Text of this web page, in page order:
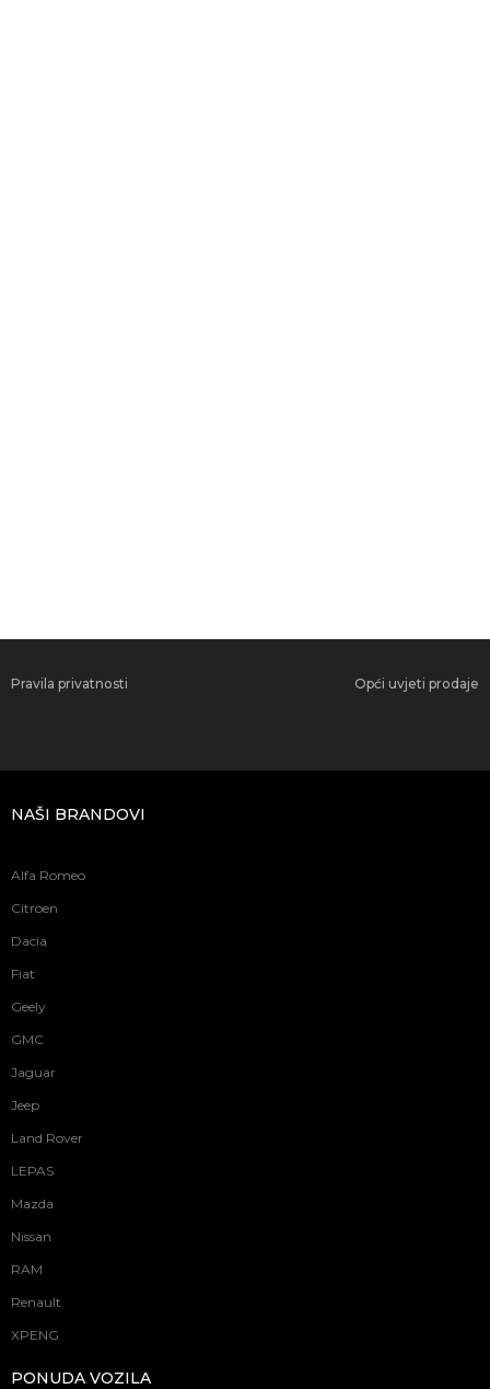
Pravila privatnosti Opći uvjeti prodaje
NAŠI BRANDOVI
Alfa Romeo
Citroen
Dacia
Fiat
Geely
GMC
Jaguar
Jeep
Land Rover
LEPAS
Mazda
Nissan
RAM
Renault
XPENG
PONUDA VOZILA